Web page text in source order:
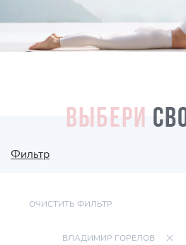
ВЫБЕРИ
Фильтр
ОЧИСТИТЬ ФИЛЬТР
ВЛАДИМИР ГОРЕЛОВ